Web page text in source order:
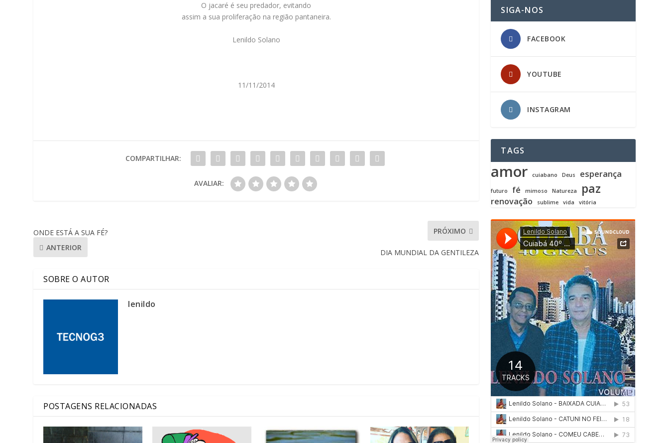
O jacaré é seu predador, evitando
assim a sua proliferação na região pantaneira.
Lenildo Solano
11/11/2014
COMPARTILHAR:
AVALIAR:
ONDE ESTÁ A SUA FÉ?
ANTERIOR
PRÓXIMO
DIA MUNDIAL DA GENTILEZA
SOBRE O AUTOR
lenildo
POSTAGENS RELACIONADAS
SIGA-NOS
FACEBOOK
YOUTUBE
INSTAGRAM
TAGS
amor cuiabano Deus esperança
futuro fé mimoso Natureza paz
renovação sublime vida vitória